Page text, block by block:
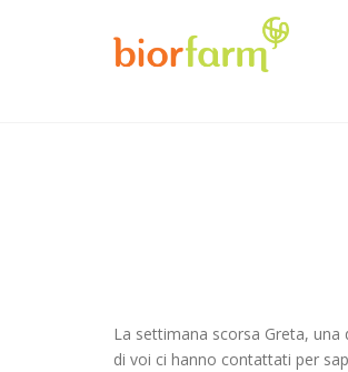
La settimana scorsa Greta,
di voi ci hanno contattati per